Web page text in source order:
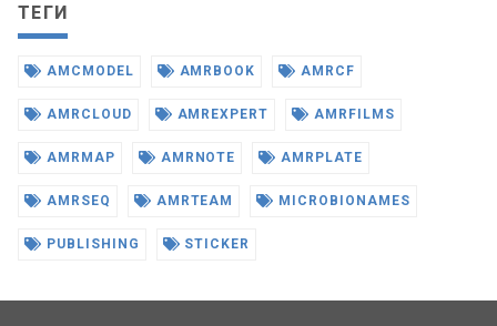
ТЕГИ
AMCMODEL AMRBOOK AMRCF
AMRCLOUD AMREXPERT AMRFILMS
AMRMAP AMRNOTE AMRPLATE
AMRSEQ AMRTEAM MICROBIONAMES
PUBLISHING STICKER